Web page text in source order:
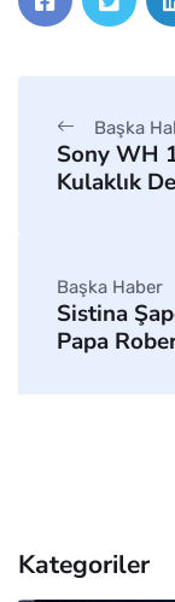
Başka
Sony WH
Kulaklık
Başka Haber
Sistina
Papa
Kategoriler